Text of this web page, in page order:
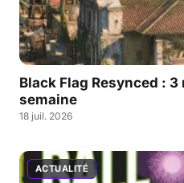
Black Flag Resynced :
semaine
18 juil. 2026
ACTUALITÉ